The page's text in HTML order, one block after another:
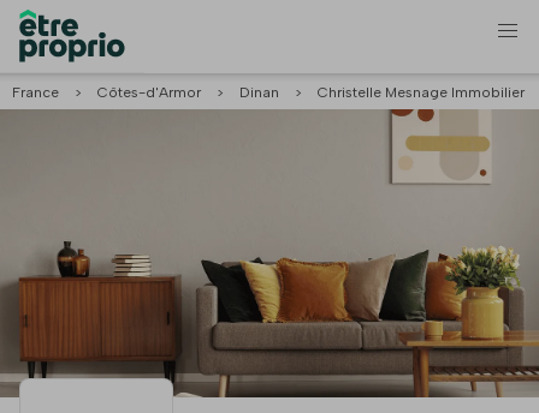
France > Côtes-d'Armor > Dinan > Christelle Mesnage Immobilier